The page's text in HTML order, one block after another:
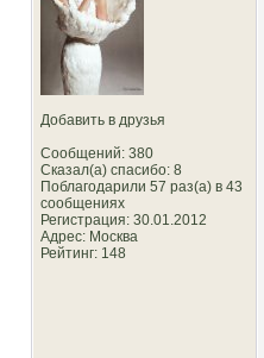
Добавить в друзья
Сообщений: 380
Сказал(а) спасибо: 8
Поблагодарили 57 раз(а) в 43
сообщениях
Регистрация: 30.01.2012
Адрес: Москва
Рейтинг: 148